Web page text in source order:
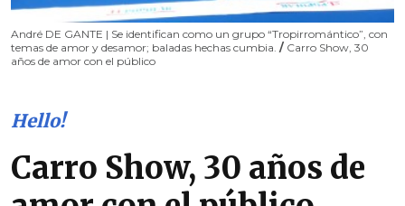
André DE GANTE | Se identifican como un grupo “Tropirromántico”, con
temas de amor y desamor; baladas hechas cumbia. / Carro Show, 30
años de amor con el público
Hello!
Carro Show, 30 años de